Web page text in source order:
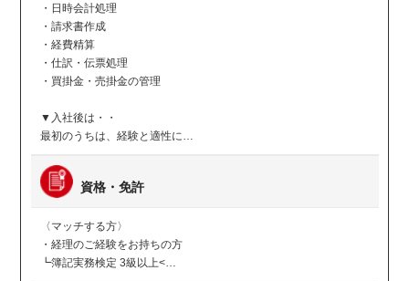
・日時会計処理
・請求書作成
・経費精算
・仕訳・伝票処理
・買掛金・売掛金の管理
▼入社後は・・
最初のうちは、経験と適性に…
資格・免許
〈マッチする方〉
・経理のご経験をお持ちの方
┗簿記実務検定 3級以上<…